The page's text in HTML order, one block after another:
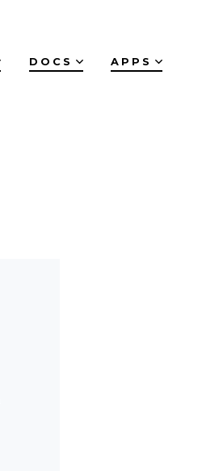
DOCS APPS